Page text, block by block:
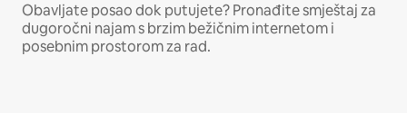
Obavljate posao dok putujete? Pronađite smještaj za
dugoročni najam s brzim bežičnim internetom i
posebnim prostorom za rad.